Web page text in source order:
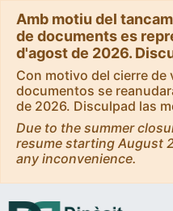
Amb motiu del
de documents es
d'agost de 2026.
Con motivo del cierre de
documentos se
de 2026. Disculpad las
Due to the summer
resume starting August
any inconvenience.